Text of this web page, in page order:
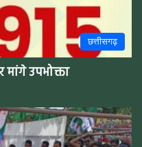
छत्तीसगढ़
उपभोक्ता